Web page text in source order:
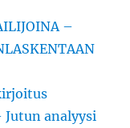
–
Jutun analyysi